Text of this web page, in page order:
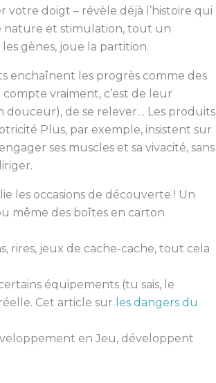
doigt – révèle déjà l’histoire qui
nature et stimulation, tout un
gènes, joue la partition.
enchaînent les progrès comme des
vraiment, c’est de leur
de se relever… Les produits
Plus, par exemple, insistent sur
ses muscles et sa vivacité, sans
les occasions de découverte ! Un
même des boîtes en carton
rires, jeux de cache-cache, tout cela
équipements (tu sais, le
Cet article sur les dangers du
en Jeu, développent